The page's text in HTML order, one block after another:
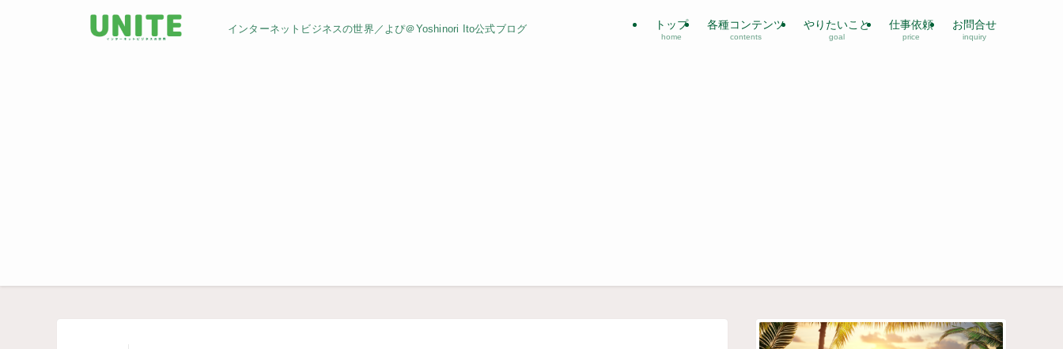
インターネットビジネスの世界／よぴ＠Yoshinori Ito公式ブログ トップ
home
各種コンテンツ
contents
やりたいこと
goal
仕事依頼
price
お問合せ
inquiry